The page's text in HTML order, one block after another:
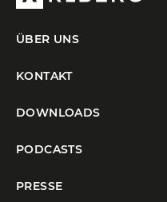
ÜBER UNS
KONTAKT
DOWNLOADS
PODCASTS
PRESSE